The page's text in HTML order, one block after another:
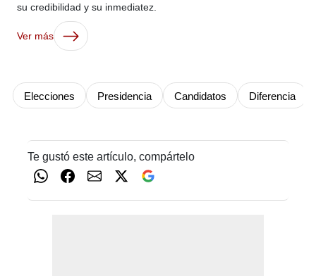
su credibilidad y su inmediatez.
Ver más
Elecciones Presidencia Candidatos Diferencia
Te gustó este artículo, compártelo